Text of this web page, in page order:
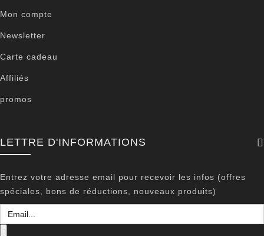
Mon compte
Newsletter
Carte cadeau
Affiliés
promos
LETTRE D'INFORMATIONS
Entrez votre adresse email pour recevoir les infos (offres
spéciales, bons de réductions, nouveaux produits)